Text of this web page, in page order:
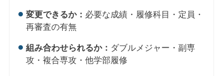
変更できるか： 必要な成績・履修科目・定員・
再審査の有無
組み合わせられるか： ダブルメジャー・副専
攻・複合専攻・他学部履修